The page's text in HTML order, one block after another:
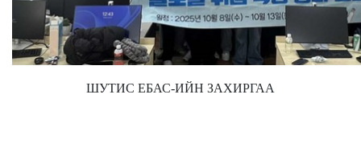
ШУТИС ЕБАС-ИЙН ЗАХИРГАА